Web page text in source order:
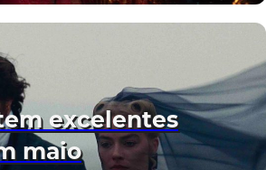
excelentes
maio